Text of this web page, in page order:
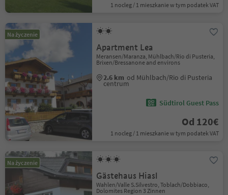
1 nocleg / 1 mieszkanie w tym podatek VAT
Na życzenie
Apartment Lea
Meransen/Maranza, Mühlbach/Rio di Pusteria,
Brixen/Bressanone and environs
2.6 km od Mühlbach/Rio di Pusteria
centrum
Südtirol Guest Pass
Od 120€
1 nocleg / 1 mieszkanie w tym podatek VAT
Na życzenie
Gästehaus Hiasl
Wahlen/Valle S.Silvestro, Toblach/Dobbiaco,
Dolomites Region 3 Zinnen